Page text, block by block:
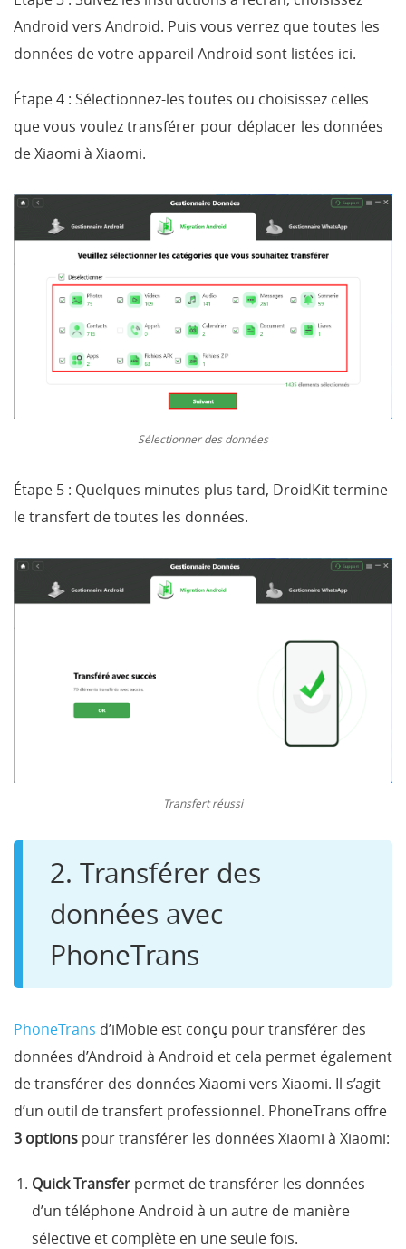
Android vers Android. Puis vous verrez que toutes les
données de votre appareil Android sont listées ici.
Étape 4 : Sélectionnez-les toutes ou choisissez celles
que vous voulez transférer pour déplacer les données
de Xiaomi à Xiaomi.
Sélectionner des données
Étape 5 : Quelques minutes plus tard, DroidKit termine
le transfert de toutes les données.
Transfert réussi
2. Transférer des
données avec
PhoneTrans
PhoneTrans d’iMobie est conçu pour transférer des
données d’Android à Android et cela permet également
de transférer des données Xiaomi vers Xiaomi. Il s’agit
d’un outil de transfert professionnel. PhoneTrans offre
3 options pour transférer les données Xiaomi à Xiaomi:
Quick Transfer permet de transférer les données
d’un téléphone Android à un autre de manière
sélective et complète en une seule fois.